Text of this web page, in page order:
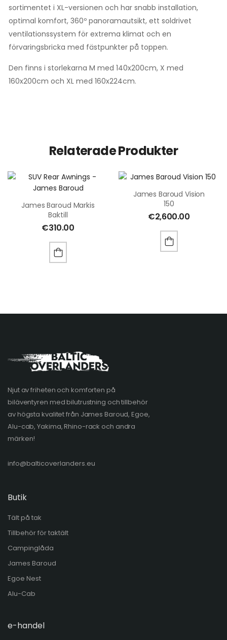
sortimentet i XL-versionen och har snabb installation,
optimal komfort, 360º panoramautsikt, ett soldrivet
ventilationssystem för extrema klimat och en
förvaringsbricka med fästpunkter på toppen.
Den finns i storlekarna M med 140x200cm, X med
160x200cm och XL med 160x224cm.
Relaterade Produkter
James Baroud Markis
Baktill
€310.00
James Baroud Vision
150
€2,600.00
Njut av friheten och komforten på
biläventyren med bilutrustning och tillbehör
av högsta kvalitet från James Baroud, Egoe,
Alu-cab, Yakima, Rhino-rack och andra
märken!
info@balticoverlanders.eu
Butik
Tält på tak
Tillbehör för taktält
Campinglåda
James Baroud
Egoe Nest
Alu-Cab
e-handel